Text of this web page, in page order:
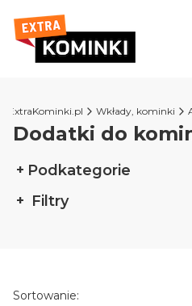
ExtraKominki.pl Wkłady, kominki
Dodatki do
Podkategorie
Filtry
Lista produktów
Sortowanie: